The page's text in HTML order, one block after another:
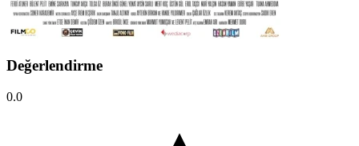
Değerlendirme
0.0